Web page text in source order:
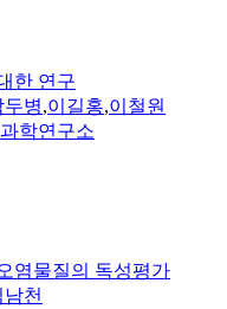
한 연구
두병,이길홍,이철원
학연구소
염물질의 독성평가
남천